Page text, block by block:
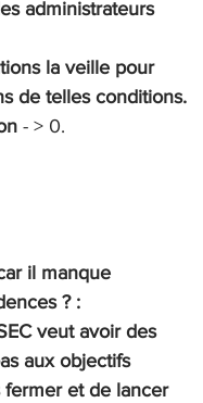
administrateurs
la veille pour
de telles conditions.
- > 0.
il manque
? :
veut avoir des
aux objectifs
fermer et de lancer